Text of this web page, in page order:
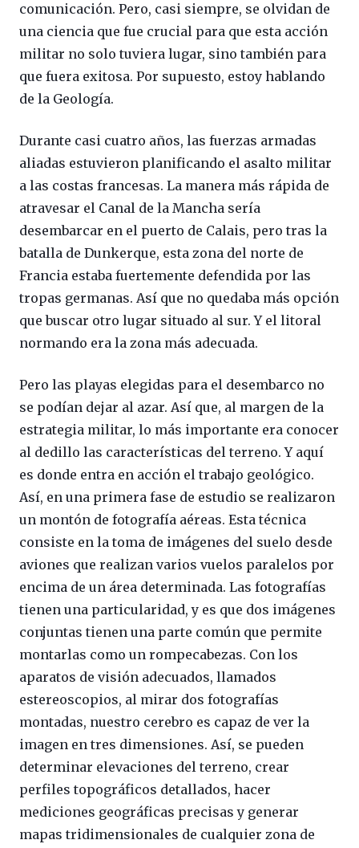
comunicación. Pero, casi siempre, se olvidan de
una ciencia que fue crucial para que esta acción
militar no solo tuviera lugar, sino también para
que fuera exitosa. Por supuesto, estoy hablando
de la Geología.
Durante casi cuatro años, las fuerzas armadas
aliadas estuvieron planificando el asalto militar
a las costas francesas. La manera más rápida de
atravesar el Canal de la Mancha sería
desembarcar en el puerto de Calais, pero tras la
batalla de Dunkerque, esta zona del norte de
Francia estaba fuertemente defendida por las
tropas germanas. Así que no quedaba más opción
que buscar otro lugar situado al sur. Y el litoral
normando era la zona más adecuada.
Pero las playas elegidas para el desembarco no
se podían dejar al azar. Así que, al margen de la
estrategia militar, lo más importante era conocer
al dedillo las características del terreno. Y aquí
es donde entra en acción el trabajo geológico.
Así, en una primera fase de estudio se realizaron
un montón de fotografía aéreas. Esta técnica
consiste en la toma de imágenes del suelo desde
aviones que realizan varios vuelos paralelos por
encima de un área determinada. Las fotografías
tienen una particularidad, y es que dos imágenes
conjuntas tienen una parte común que permite
montarlas como un rompecabezas. Con los
aparatos de visión adecuados, llamados
estereoscopios, al mirar dos fotografías
montadas, nuestro cerebro es capaz de ver la
imagen en tres dimensiones. Así, se pueden
determinar elevaciones del terreno, crear
perfiles topográficos detallados, hacer
mediciones geográficas precisas y generar
mapas tridimensionales de cualquier zona de